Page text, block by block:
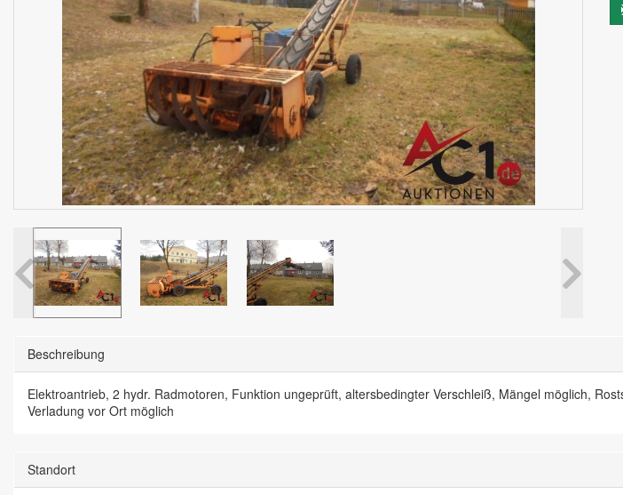
Beschreibung
Elektroantrieb, 2 hydr. Radmotoren, Funktion ungeprüft, altersbedingter Verschleiß, Mängel möglich,
Verladung vor Ort möglich
Standort